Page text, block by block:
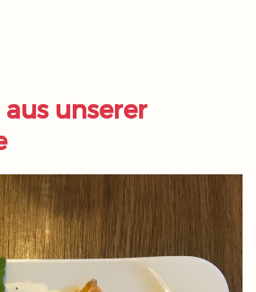
aus unserer